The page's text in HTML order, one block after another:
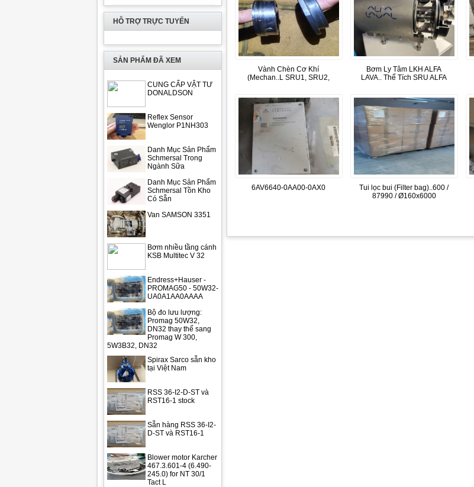
HỖ TRỢ TRỰC TUYẾN
SẢN PHẨM ĐÃ XEM
CUNG CẤP VẬT TƯ
DONALDSON
Reflex Sensor
Wenglor P1NH303
Danh Mục Sản Phẩm
Schmersal Trong
Ngành Sữa
Danh Mục Sản Phẩm
Schmersal Tồn Kho
Có Sẵn
Van SAMSON 3351
Bơm nhiều tầng cánh
KSB Multitec V 32
Endress+Hauser -
PROMAG50 - 50W32-
UA0A1AA0AAAA
Bộ đo lưu lượng:
Promag 50W32,
DN32 thay thế sang
Promag W 300,
5W3B32, DN32
Spirax Sarco sẵn kho
tại Việt Nam
RSS 36-I2-D-ST và
RST16-1 stock
Sẵn hàng RSS 36-I2-
D-ST và RST16-1
Blower motor Karcher
467.3.601-4 (6.490-
245.0) for NT 30/1
Tact L
Vành Chèn Cơ Khí
(Mechan..L SRU1, SRU2,
Bơm Ly Tâm LKH ALFA
LAVA.. Thể Tích SRU ALFA
6AV6640-0AA00-0AX0
Tui lọc bui (Filter bag)..600 /
87990 / Ø160x6000